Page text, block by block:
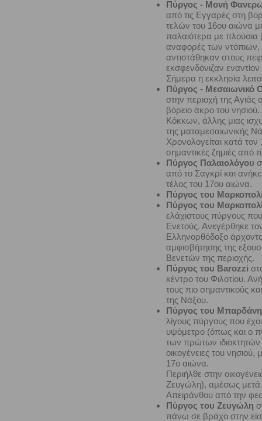
Πύργος - Μονή
από τις Εγγαρές στη
τελών του 16ου αιώνα
παλαιότερα με
αναφορές των ντόπιων,
αντιστάθηκαν στους
εκσφενδόνιζαν εναντίον
Σήμερα η εκκλησία
Πύργος - Μεσαιωνικό
στην περιοχή της Αγιάς
βόρειο άκρο του
Κόκκων, άλλης μιας
της ματαμεσαιωνικής
Χρονολογείται κατά
σημαντικές ζημιές από
Πύργος Παλαιολόγου
από το Σαγκρί και
τέλος του 17ου αιώνα.
Πύργος του
Πύργος του
ελάχιστους πύργους
Ενετούς. Ανεγέρθηκε
Ελληνορθόδοξο
αμφισβήτησης της
Βενετών της περιοχής.
Πύργος του Barozzi
κέντρο του Φιλοτίου.
τους πιο σημαντικούς
της Νάξου.
Πύργος του Μπαρδάνη
λίγους πύργους που
υψόμετρο (όπως και ο
των πρώτων ιδιοκτητών
οικογένειες του
17ο αιώνα.
Περιήλθε στην
Ζευγώλη), αμέσως μετά
Απειράνθου από την
Πύργος του Ζευγώλη
πάνω σε βράχο στην